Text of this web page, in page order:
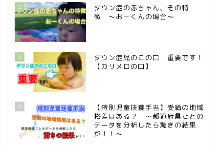
2
ダウン症の赤ちゃん、その特
徴 〜おーくんの場合〜
3
ダウン症児のこの口 重要です！
【カリメロの口】
4
【特別児童扶養手当】受給の地域
格差はある？ 〜都道府県ごとの
データを分析したら驚きの結果
が！！〜